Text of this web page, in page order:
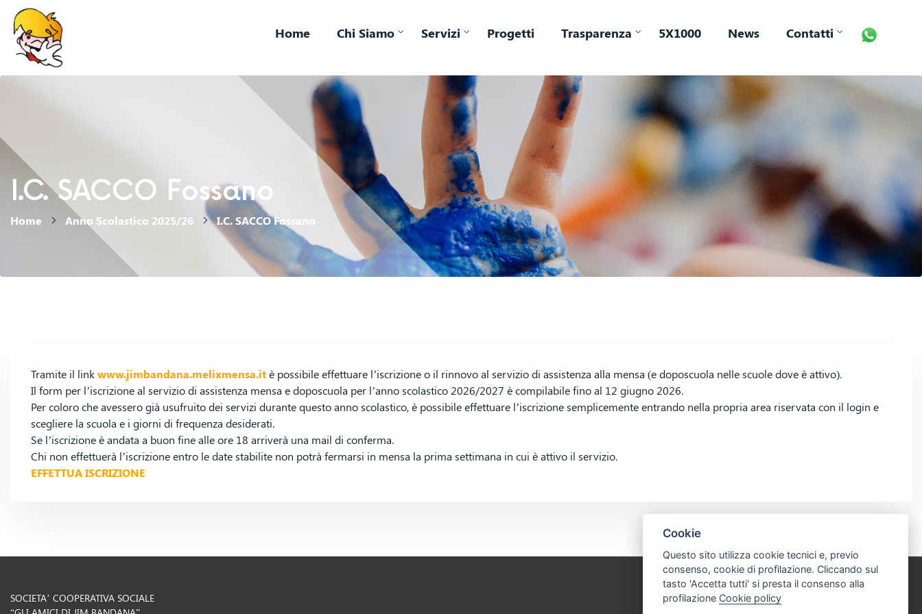
Home Chi Siamo Servizi Progetti Trasparenza 5X1000 News Contatti
I.C. SACCO Fossano
Home Anno Scolastico 2025/26 I.C. SACCO Fossano
Tramite il linkwww.jimbandana.melixmensa.itè possibile effettuare l’iscrizione o il rinnovo al servizio di assistenza alla mensa (e doposcuola nelle scuole dove è attivo).
Il form per l’iscrizione al servizio di assistenza mensa e doposcuola per l’anno scolastico 2026/2027 è compilabile fino al 12 giugno 2026.
Per coloro che avessero già usufruito dei servizi durante questo anno scolastico, è possibile effettuare l’iscrizione semplicemente entrando nella propria area riservata con il login e
scegliere la scuola e i giorni di frequenza desiderati.
Se l’iscrizione è andata a buon fine alle ore 18 arriverà una mail di conferma.
Chi non effettuerà l’iscrizione entro le date stabilite non potrà fermarsi in mensa la prima settimana in cui è attivo il servizio.
EFFETTUA ISCRIZIONE
SOCIETA’ COOPERATIVA SOCIALE
Cookie
Questo sito utilizza cookie tecnici e, previo
consenso, cookie di profilazione. Cliccando sul
tasto 'Accetta tutti' si presta il consenso alla
profilazione Cookie policy